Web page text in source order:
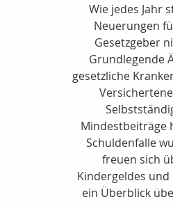
Wie jedes Jahr
Neuerungen
Gesetzgeber
Grundlegende
gesetzliche
Mindestbeiträge
Schuldenfalle
freuen sich
Kindergeldes
ein Überblick